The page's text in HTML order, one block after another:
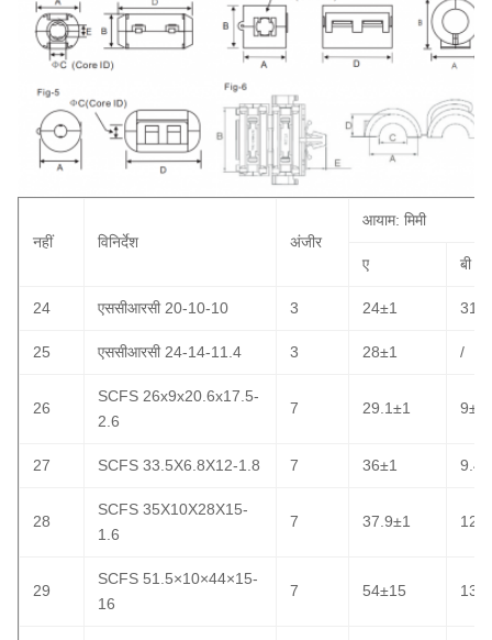
नहीं विनिर्देश अंजीर
आयाम: मिमी
ए बी
24 एससीआरसी 20-10-10 3 24±1
25 एससीआरसी 24-14-11.4 3 28±1 /
26
SCFS 26x9x20.6x17.5-
2.6
7 29.1±1
27 SCFS 33.5X6.8X12-1.8 7 36±1
28
SCFS 35X10X28X15-
1.6
7 37.9±1
29
SCFS 51.5×10×44×15-
16
7 54±15